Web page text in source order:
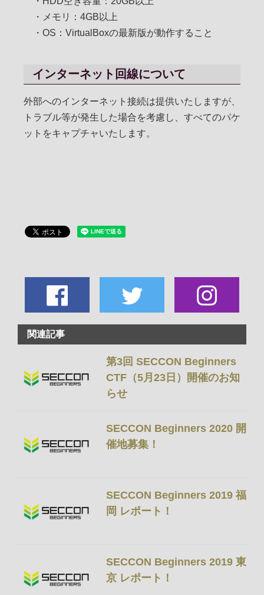
・メモリ：4GB以上
・OS：VirtualBoxの最新版が動作すること
インターネット回線について
外部へのインターネット接続は提供いたしますが、
トラブル等が発生した場合を考慮し、すべてのパケ
ットをキャプチャいたします。
関連記事
第3回 SECCON Beginners
CTF（5月23日）開催のお知
らせ
SECCON Beginners 2020 開
催地募集！
SECCON Beginners 2019 福
岡 レポート！
SECCON Beginners 2019 東
京 レポート！